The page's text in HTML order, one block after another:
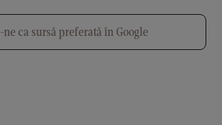
ca sursă preferată în Google